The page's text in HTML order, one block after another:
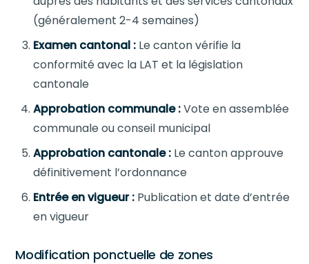
(généralement 2-4 semaines)
Examen cantonal : Le canton vérifie la
conformité avec la LAT et la législation
cantonale
Approbation communale :Vote en assemblée
communale ou conseil municipal
Approbation cantonale : Le canton approuve
définitivement l’ordonnance
Entrée en vigueur : Publication et date d’entrée
en vigueur
Modification ponctuelle de zones